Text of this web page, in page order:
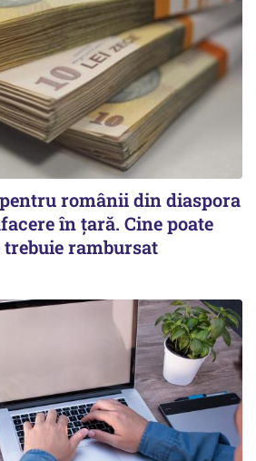
pentru românii din diaspora
în țară. Cine poate
rambursat